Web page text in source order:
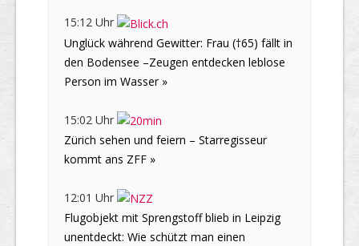
15:12 Uhr
Unglück während Gewitter: Frau (†65) fällt in
den Bodensee –Zeugen entdecken leblose
Person im Wasser »
15:02 Uhr
Zürich sehen und feiern – Starregisseur
kommt ans ZFF »
12:01 Uhr
Flugobjekt mit Sprengstoff blieb in Leipzig
unentdeckt: Wie schützt man einen